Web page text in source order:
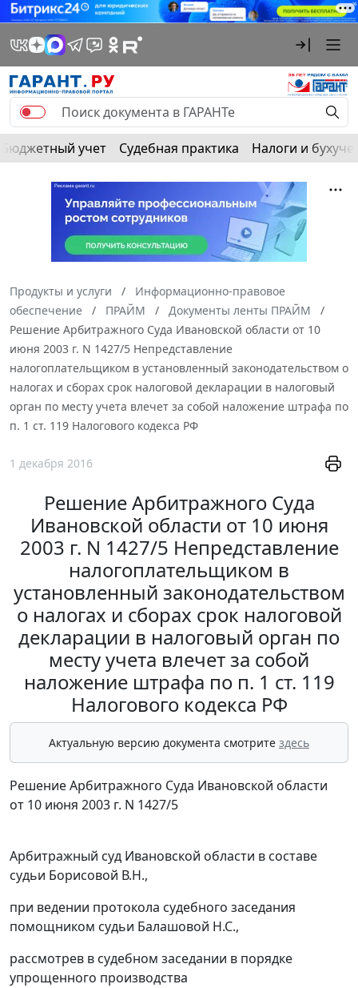
Бюджетный учет Судебная практика Налоги и
Продукты и услуги
Информационно-правовое
обеспечение
ПРАЙМ
Документы ленты ПРАЙМ
Решение Арбитражного Суда Ивановской области от 10
июня 2003 г. N 1427/5 Непредставление
налогоплательщиком в установленный законодательством о
налогах и сборах срок налоговой декларации в налоговый
орган по месту учета влечет за собой наложение штрафа по
п. 1 ст. 119 Налогового кодекса РФ
1 декабря 2016
Решение Арбитражного Суда
Ивановской области от 10 июня
2003 г. N 1427/5 Непредставление
налогоплательщиком в
установленный законодательством
о налогах и сборах срок налоговой
декларации в налоговый орган по
месту учета влечет за собой
наложение штрафа по п. 1 ст. 119
Налогового кодекса РФ
Актуальную версию документа смотрите здесь
Решение Арбитражного Суда Ивановской области
от 10 июня 2003 г. N 1427/5
Арбитражный суд Ивановской области в составе
судьи Борисовой В.Н.,
при ведении протокола судебного заседания
помощником судьи Балашовой Н.С.,
рассмотрев в судебном заседании в порядке
упрощенного производства